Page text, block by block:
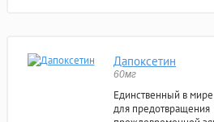
Дапоксетин
60мг
Единственный в
для предотвращения